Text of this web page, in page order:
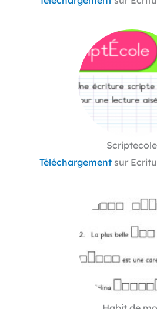
Scriptecole
Téléchargement sur